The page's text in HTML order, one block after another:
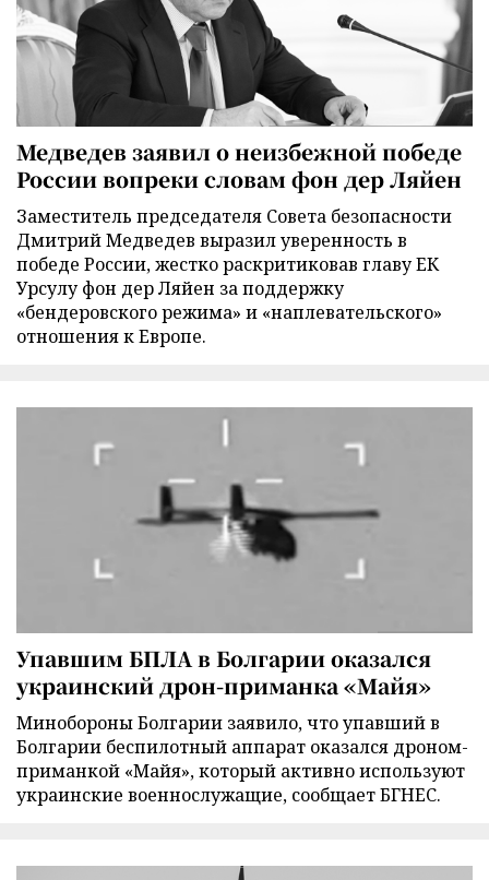
Медведев заявил о неизбежной победе
России вопреки словам фон дер Ляйен
Заместитель председателя Совета безопасности
Дмитрий Медведев выразил уверенность в
победе России, жестко раскритиковав главу ЕК
Урсулу фон дер Ляйен за поддержку
«бендеровского режима» и «наплевательского»
отношения к Европе.
Упавшим БПЛА в Болгарии оказался
украинский дрон-приманка «Майя»
Минобороны Болгарии заявило, что упавший в
Болгарии беспилотный аппарат оказался дроном-
приманкой «Майя», который активно используют
украинские военнослужащие, сообщает БГНЕС.